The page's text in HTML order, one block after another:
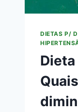
DIETAS P/